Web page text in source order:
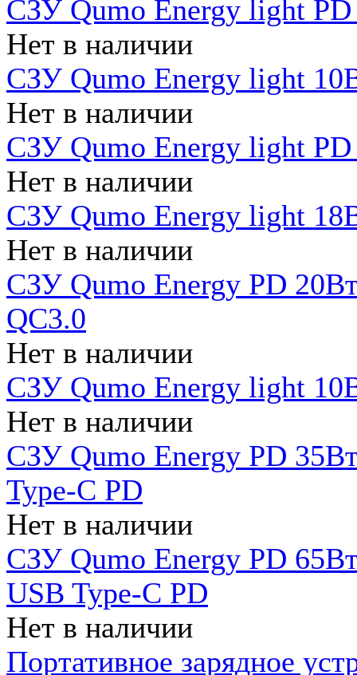
СЗУ Qumo Energy light
Нет в наличии
СЗУ Qumo Energy light
Нет в наличии
СЗУ Qumo Energy light
Нет в наличии
СЗУ Qumo Energy light
Нет в наличии
СЗУ Qumo Energy PD
QC3.0
Нет в наличии
СЗУ Qumo Energy light
Нет в наличии
СЗУ Qumo Energy PD
Type-C PD
Нет в наличии
СЗУ Qumo Energy PD
USB Type-C PD
Нет в наличии
Портативное зарядное